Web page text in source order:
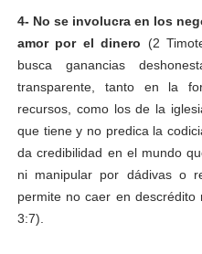
4- No se involucra en los
amor por el dinero (2
busca ganancias
transparente, tanto en la
recursos, como los de la
que tiene y no predica la
da credibilidad en el mundo
ni manipular por dádivas o
permite no caer en
3:7).